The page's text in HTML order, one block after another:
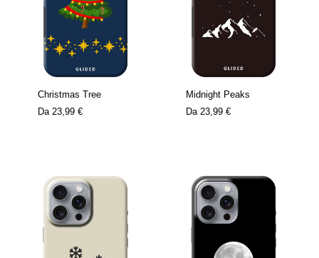
Christmas Tree
Da 23,99 €
Midnight Peaks
Da 23,99 €